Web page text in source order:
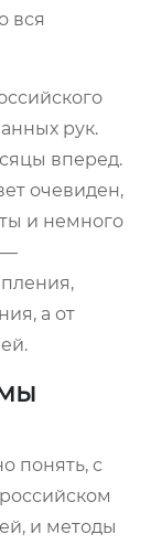
вся
рук.
вперед.
очевиден,
и немного
—
а от
понять, с
и методы